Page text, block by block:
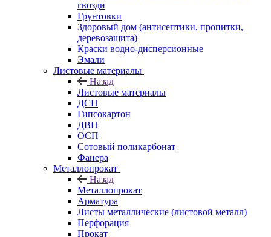
гвозди
Грунтовки
Здоровый дом (антисептики, пропитки,
деревозащита)
Краски водно-дисперсионные
Эмали
Листовые материалы
Назад
Листовые материалы
ДСП
Гипсокартон
ДВП
ОСП
Сотовый поликарбонат
Фанера
Металлопрокат
Назад
Металлопрокат
Арматура
Листы металлические (листовой металл)
Перфорация
Прокат